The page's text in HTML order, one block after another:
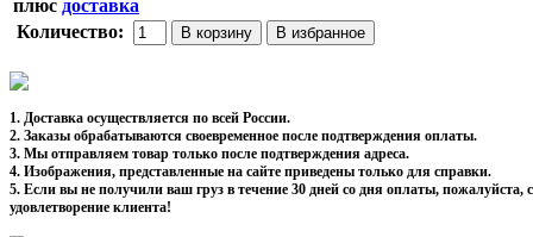
плюс доставка
Количество:
1. Доставка осуществляется по всей России.
2. Заказы обрабатываются своевременное после подтверждения оплаты.
3. Мы отправляем товар только после подтверждения адреса.
4. Изображения, представленные на сайте приведены только для справки.
5. Если вы не получили ваш груз в течение 30 дней со дня оплаты,
удовлетворение клиента!